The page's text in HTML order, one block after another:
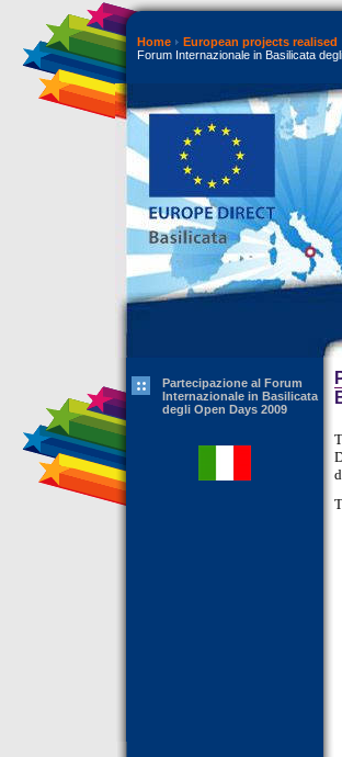
Home European projects realised
Forum Internazionale in Basilicata
Partecipazione al Forum
Internazionale in Basilicata
degli Open Days 2009